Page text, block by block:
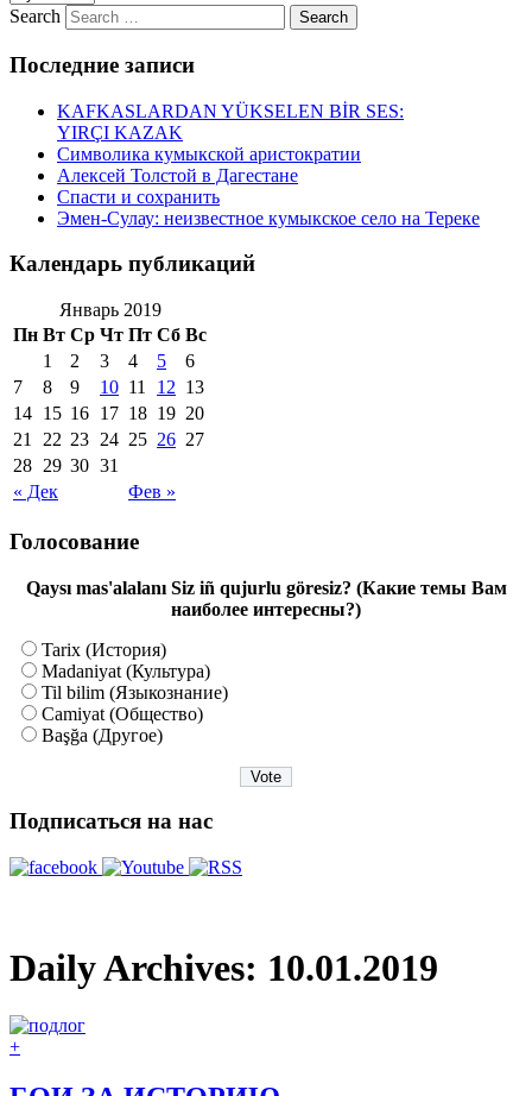
Search
Последние записи
KAFKASLARDAN YÜKSELEN BİR SES:
YIRÇI KAZAK
Символика кумыкской аристократии
Алексей Толстой в Дагестане
Спасти и сохранить
Эмен-Сулау: неизвестное кумыкское село на Тереке
Календарь публикаций
Январь 2019
Пн Вт Ср Чт Пт Сб Вс
« Дек Фев »
1 2 3 4 5
6
7
8 9 10 11 12 13
14 15 16 17 18 19 20
21
22 23 24 25 26 27
28 29 30 31
Голосование
Qaysı mas'alalanı Siz iñ qujurlu göresiz? (Какие темы Вам
наиболее интересны?)
Tarix (История)
Madaniyat (Культура)
Til bilim (Языкознание)
Camiyat (Общество)
Başğa (Другое)
Подписаться на нас
Daily Archives: 10.01.2019
+